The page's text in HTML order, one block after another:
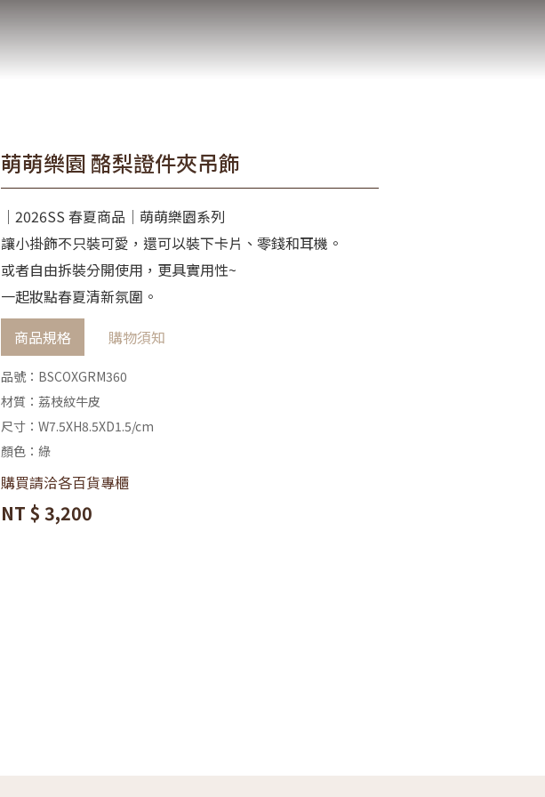
萌萌樂園 酪梨證件夾吊飾
│2026SS 春夏商品│萌萌樂園系列
讓小掛飾不只裝可愛，還可以裝下卡片、零錢和耳機。
或者自由拆裝分開使用，更具實用性~
一起妝點春夏清新氛圍。
商品規格
購物須知
品號：BSCOXGRM360
材質：荔枝紋牛皮
尺寸：W7.5XH8.5XD1.5/cm
顏色：綠
購買請洽各百貨專櫃
NT $ 3,200